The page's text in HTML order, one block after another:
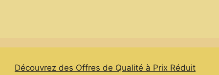
Découvrez des Offres de Qualité à Prix Réduit